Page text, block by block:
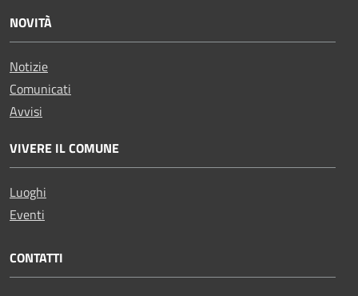
NOVITÀ
Notizie
Comunicati
Avvisi
VIVERE IL COMUNE
Luoghi
Eventi
CONTATTI